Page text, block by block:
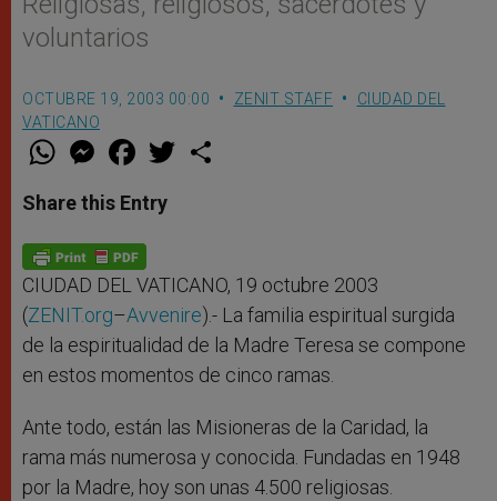
voluntarios
OCTUBRE 19, 2003 00:00 ZENIT STAFF
CIUDAD DEL
VATICANO
W
t
s
p
p
M
e
s
e
g
e
r
F
a
e
b
o
k
w
Share this Entry
CIUDAD DEL VATICANO, 19 octubre 2003
(ZENIT.org–Avvenire).- La familia espiritual surgida
de la espiritualidad de la Madre Teresa se compone
en estos momentos de cinco ramas.
Ante todo, están las Misioneras de la Caridad, la
rama más numerosa y conocida. Fundadas en 1948
por la Madre, hoy son unas 4.500 religiosas.